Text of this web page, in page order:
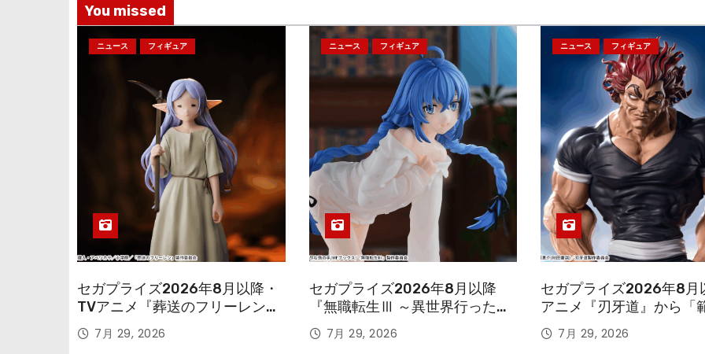
You missed
ニュース フィギュア
セガプライズ2026年8月以降・
TVアニメ『葬送のフリーレン』
鉱山で300年働くことになっっ
ちゃった「フリーレン」を立体
7月 29, 2026
ニュース フィギュア
セガプライズ2026年8月以降
『無職転生Ⅲ ～異世界行ったら
本気だす～』から「ロキシー」
のフィギュアが登場！
7月 29, 2026
ニュース フィギュア
セガプライズ2026年8月
アニメ『刃牙道』から「
次郎」が登場ッッ!!
7月 29, 2026